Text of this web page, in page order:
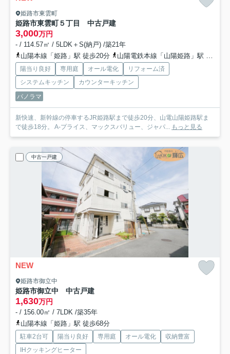
姫路市東雲町
姫路市東雲町５丁目 中古戸建
3,000万円
- / 114.57㎡ / 5LDK＋S(納戸) /築21年
山陽本線「姫路」駅 徒歩20分
山陽電鉄本線「山陽姫路」駅 徒歩18分
陽当り良好 専用庭 オール電化
リフォーム済
システムキッチン
カウンターキッチン
パノラマ
新快速、新幹線の停車するJR姫路駅まで徒歩20分、山電山陽姫路駅ま
で徒歩18分。 A-プライス、マックスバリュー、ジャパ...
もっと見る
中古一戸建
NEW
姫路市御立中
姫路市御立中 中古戸建
1,630万円
- / 156.00㎡ / 7LDK /築35年
山陽本線「姫路」駅 徒歩68分
駐車2台可 陽当り良好 専用庭 オール電化
収納豊富
IHクッキングヒーター